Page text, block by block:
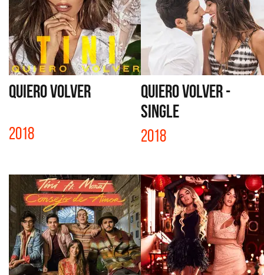
QUIERO VOLVER
2018
QUIERO VOLVER -
SINGLE
2018